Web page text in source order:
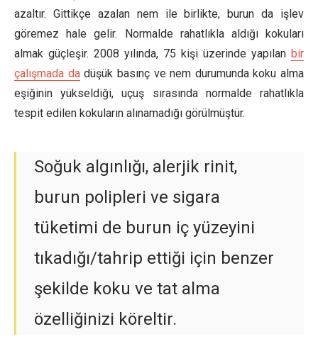
azaltır. Gittikçe azalan nem ile birlikte, burun da işlev
göremez hale gelir. Normalde rahatlıkla aldığı kokuları
almak güçleşir. 2008 yılında, 75 kişi üzerinde yapılan bir
çalışmada dadüşük basınç ve nem durumunda koku alma
eşiğinin yükseldiği, uçuş sırasında normalde rahatlıkla
tespit edilen kokuların alınamadığı görülmüştür.
Soğuk algınlığı, alerjik rinit,
burun polipleri ve sigara
tüketimi de burun iç yüzeyini
tıkadığı/tahrip ettiği için benzer
şekilde koku ve tat alma
özelliğinizi köreltir.